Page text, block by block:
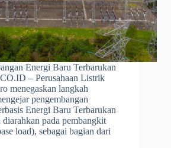
Energi Baru Terbarukan
– Perusahaan Listrik
menegaskan langkah
pengembangan
Energi Baru Terbarukan
pada pembangkit
load), sebagai bagian dari